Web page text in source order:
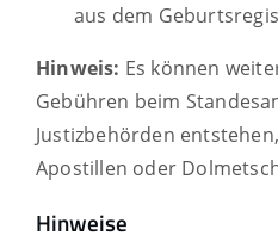
aus dem
Hinweis: Es können
Gebühren beim
Justizbehörden
Apostillen oder
Hinweise